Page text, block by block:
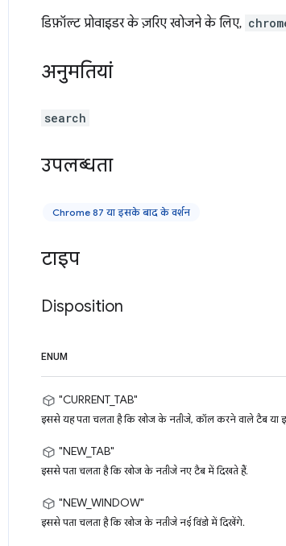
डिफ़ॉल्ट प्रोवाइडर के ज़रिए खोजने के लिए,
अनुमतियां
search
उपलब्धता
Chrome 87 या इसके बाद के वर्शन
टाइप
Disposition
ENUM
"CURRENT_TAB"
इससे यह पता चलता है कि खोज के नतीजे, कॉल करने वाले टैब या
"NEW_TAB"
इससे पता चलता है कि खोज के नतीजे नए टैब में दिखते हैं.
"NEW_WINDOW"
इससे पता चलता है कि खोज के नतीजे नई विंडो में दिखेंगे.